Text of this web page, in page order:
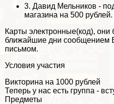
3. Давид Мельников -
магазина на 500 рублей.
Карты электронные(код), они
ближайшие дни сообщением
письмом.
Условия участия
Викторина на 1000 рублей
Теперь у нас есть группа -
Предметы